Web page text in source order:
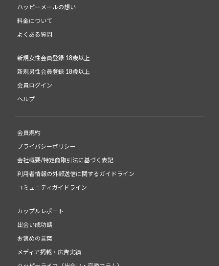
ハッピーメールの想い
料金について
よくある質問
新規女性会員登録 18歳以上
新規男性会員登録 18歳以上
会員ログイン
ヘルプ
会員規約
プライバシーポリシー
会社概要/特定商取引法に基づく表記
利用者情報の外部送信に関するガイドライン
コミュニティガイドライン
カップルレポート
出会い成功談
お褒めの言葉
メディア掲載・広告実績